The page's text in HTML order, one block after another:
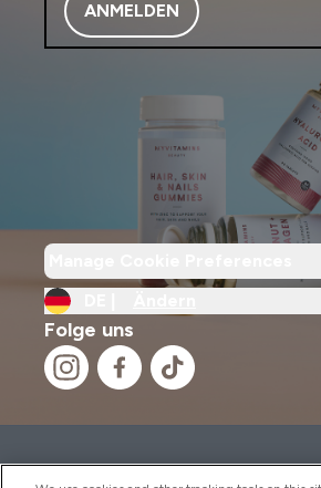
ANMELDEN
Folge uns
2026 THG Nutrition Limited